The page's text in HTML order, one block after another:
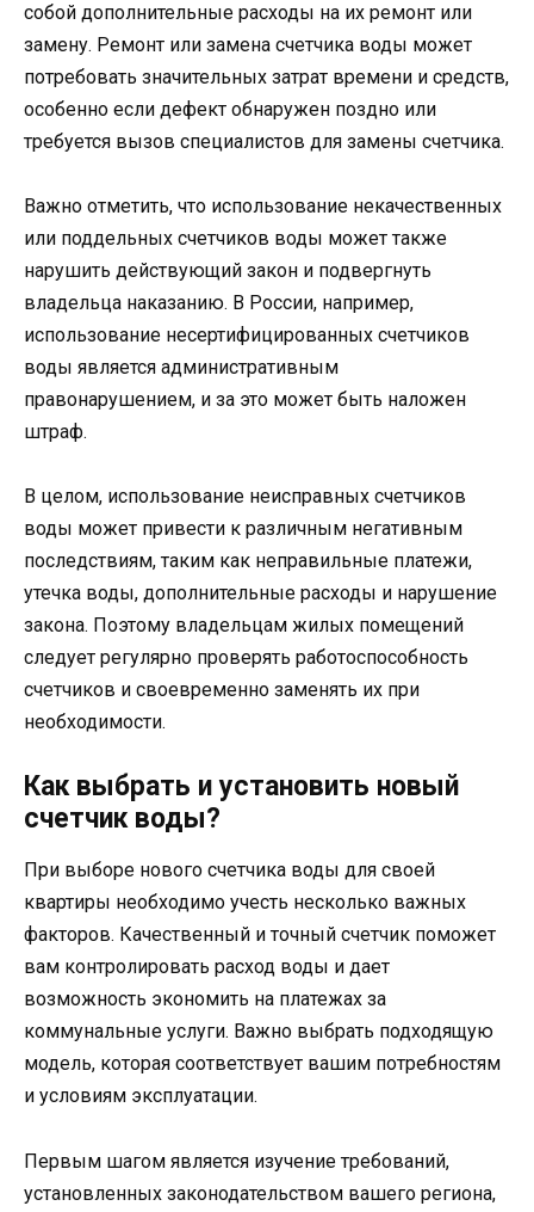
собой дополнительные расходы на их ремонт или
замену. Ремонт или замена счетчика воды может
потребовать значительных затрат времени и средств,
особенно если дефект обнаружен поздно или
требуется вызов специалистов для замены счетчика.
Важно отметить, что использование некачественных
или поддельных счетчиков воды может также
нарушить действующий закон и подвергнуть
владельца наказанию. В России, например,
использование несертифицированных счетчиков
воды является административным
правонарушением, и за это может быть наложен
штраф.
В целом, использование неисправных счетчиков
воды может привести к различным негативным
последствиям, таким как неправильные платежи,
утечка воды, дополнительные расходы и нарушение
закона. Поэтому владельцам жилых помещений
следует регулярно проверять работоспособность
счетчиков и своевременно заменять их при
необходимости.
Как выбрать и установить новый
счетчик воды?
При выборе нового счетчика воды для своей
квартиры необходимо учесть несколько важных
факторов. Качественный и точный счетчик поможет
вам контролировать расход воды и дает
возможность экономить на платежах за
коммунальные услуги. Важно выбрать подходящую
модель, которая соответствует вашим потребностям
и условиям эксплуатации.
Первым шагом является изучение требований,
установленных законодательством вашего региона,